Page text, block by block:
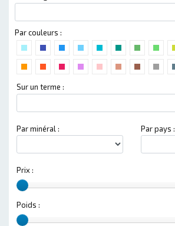
Par couleurs :
Sur un terme :
Par minéral : Par pays :
Prix :
Poids :